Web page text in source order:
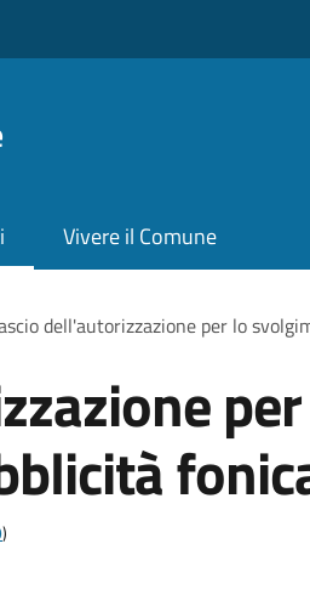
Vivere il Comune
dell'autorizzazione per lo
)